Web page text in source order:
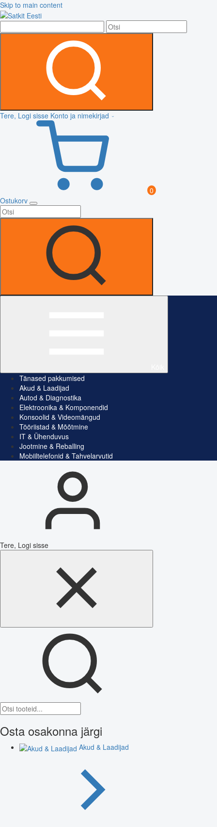
Skip to main content
Tere, Logi sisse Konto ja nimekirjad
0
Ostukorv
Tänased pakkumised
Akud & Laadijad
Autod & Diagnostika
Elektroonika & Komponendid
Konsoolid & Videomängud
Tööriistad & Mõõtmine
IT & Ühenduvus
Jootmine & Reballing
Mobiiltelefonid & Tahvelarvutid
Tere, Logi sisse
Osta osakonna järgi
Akud & Laadijad